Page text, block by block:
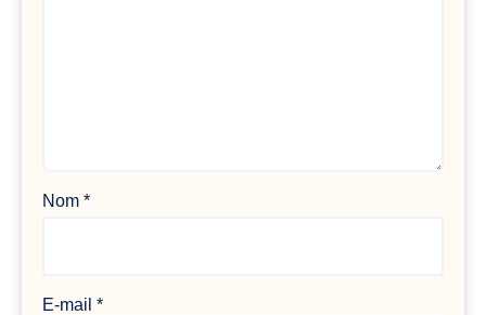
Nom*
E-mail*